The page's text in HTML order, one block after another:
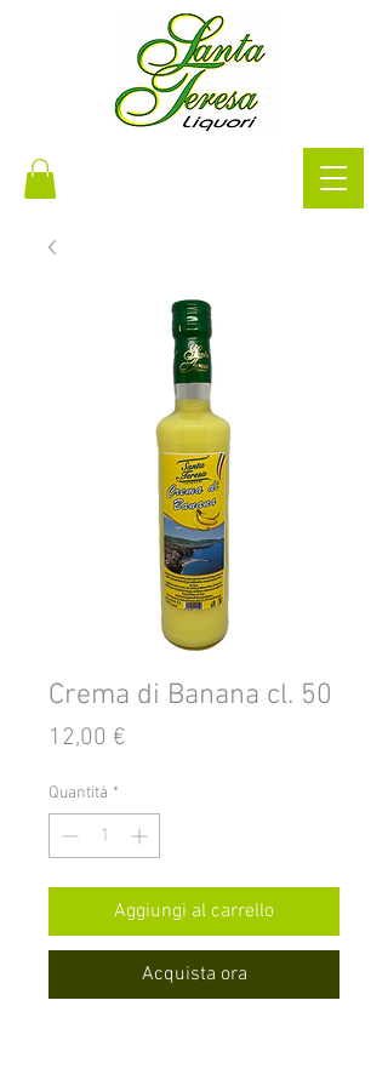
Crema di Banana cl. 50
12,00 €
Quantità *
Aggiungi al carrello
Acquista ora